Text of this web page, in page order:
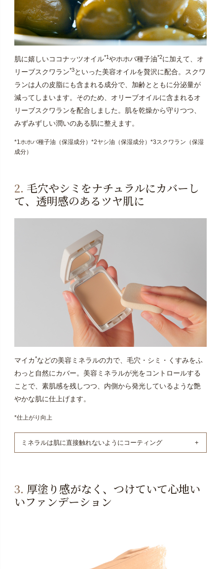
肌に嬉しいココナッツオイル*1やホホバ種子油*2に加えて、オ
リーブスクワラン*3といった美容オイルを贅沢に配合。スクワ
ランは人の皮脂にも含まれる成分で、加齢とともに分泌量が
減ってしまいます。そのため、オリーブオイルに含まれるオ
リーブスクワランを配合しました。肌を乾燥から守りつつ、
みずみずしい潤いのある肌に整えます。
*1ホホバ種子油（保湿成分）*2ヤシ油（保湿成分）*3スクワラン（保湿
成分）
2. 毛穴やシミをナチュラルにカバーし
て、透明感のあるツヤ肌に
マイカ*などの美容ミネラルの力で、毛穴・シミ・くすみをふ
わっと自然にカバー。美容ミネラルが光をコントロールする
ことで、素肌感を残しつつ、内側から発光しているような艶
やかな肌に仕上げます。
*仕上がり向上
ミネラルは肌に直接触れないようにコーティング
酸やナノ粒子ではないシリカでナチュラルコーティング
しています。コーティング剤にはシリコーンオイルや合
3. 厚塗り感がなく、つけていて心地い
いファンデーション